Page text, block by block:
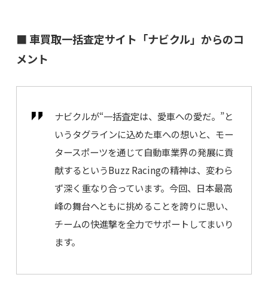
■ 車買取一括査定サイト「ナビクル」からのコ
メント
ナビクルが“一括査定は、愛車への愛だ。”と
いうタグラインに込めた車への想いと、モー
タースポーツを通じて自動車業界の発展に貢
献するというBuzz Racingの精神は、変わら
ず深く重なり合っています。今回、日本最高
峰の舞台へともに挑めることを誇りに思い、
チームの快進撃を全力でサポートしてまいり
ます。